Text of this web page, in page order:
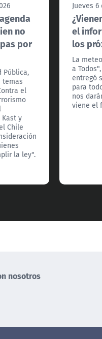
no
por
Pública,
temas
el
y
Chile
la ley".
Jueves
el
los
La
a
entregó
para
nos
viene el
nosotros